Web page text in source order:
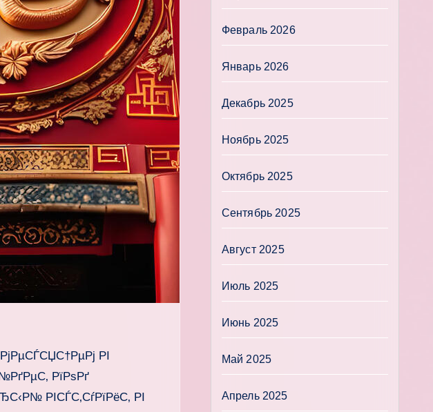
РІ
РїРѕРґ
РІСЃС‚СѓРїРёС‚ РІ
Февраль 2026
Январь 2026
Декабрь 2025
Ноябрь 2025
Октябрь 2025
Сентябрь 2025
Август 2025
Июль 2025
Июнь 2025
Май 2025
Апрель 2025